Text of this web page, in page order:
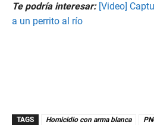
Te podría interesar: [Video]
a un perrito al río
TAGS Homicidio con arma blanca